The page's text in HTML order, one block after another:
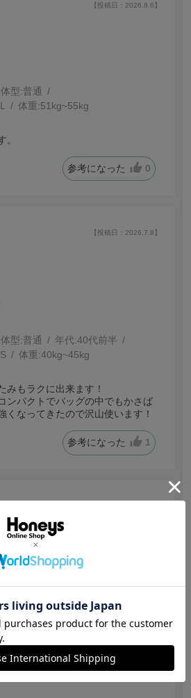
【投稿日：2026.8.6】
体型:普通
L 体重:51kg~55kg
参考になった 0
【投稿日：2026.7.9】
体型:普通 年代:40代前半
S 体重:40kg~45kg
みもラクに出来ます！
ンパクトでバッグの中でもかさば
くなってきたので沢山使います！
参考になった 1
可愛い♡
のを探していました。
ンに入れたい。でもちゃんと遮光
「軽～」と驚いていました。して